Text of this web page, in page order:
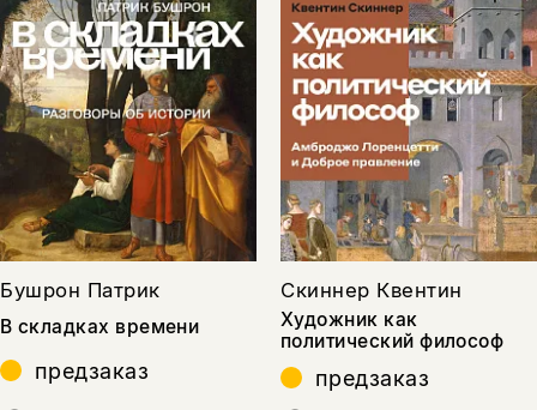
Бушрон Патрик
В складках времени
предзаказ
Скиннер Квентин
Художник как
политический философ
предзаказ